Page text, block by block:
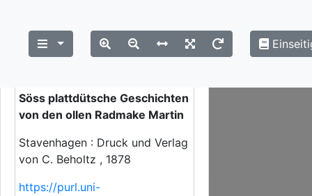
Strukturübersicht ×Close
Söss plattdütsche Geschichten
von den ollen Radmake Martin
Stavenhagen : Druck und Verlag
von C. Beholtz , 1878
https://purl.uni-